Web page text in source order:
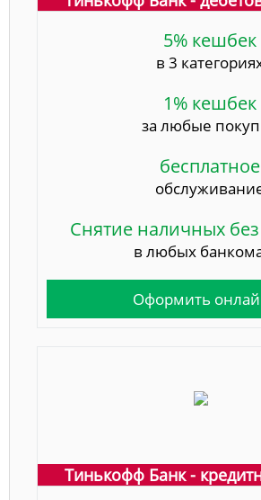
5% кешбек
в 3
1% кешбек
за любые
бесплатное
Снятие наличных
в любых
Оформить
Тинькофф Банк -